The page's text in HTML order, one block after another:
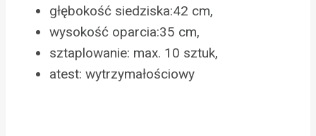
głębokość siedziska:42 cm,
wysokość oparcia:35 cm,
sztaplowanie: max. 10 sztuk,
atest: wytrzymałościowy